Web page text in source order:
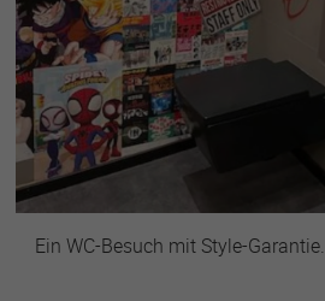
Ein WC-Besuch mit Style-Garantie.